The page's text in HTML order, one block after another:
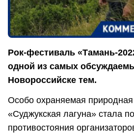
Рок-фестиваль «Тамань-
одной из самых
Новороссийске тем.
Особо охраняемая природная
«Суджукская лагуна» стала
противостояния